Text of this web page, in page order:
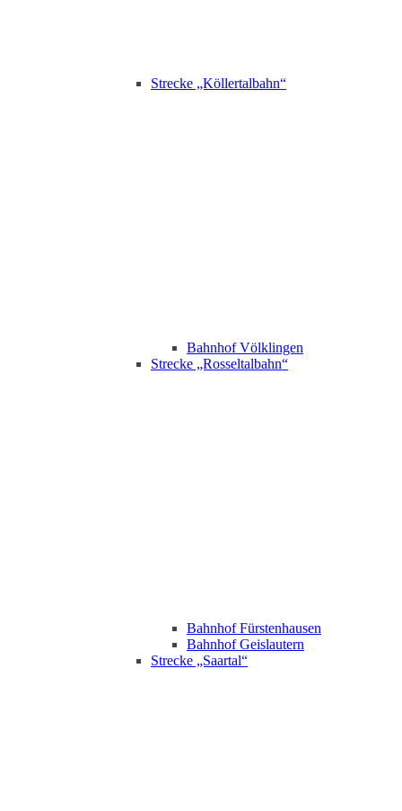
Strecke „Köllertalbahn“
Bahnhof Völklingen
Strecke „Rosseltalbahn“
Bahnhof Fürstenhausen
Bahnhof Geislautern
Strecke „Saartal“